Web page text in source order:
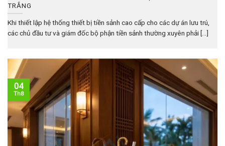
TRẮNG
Khi thiết lập hệ thống thiết bị tiền sảnh cao cấp cho các dự án lưu trú,
các chủ đầu tư và giám đốc bộ phận tiền sảnh thường xuyên phải [...]
04
Th8